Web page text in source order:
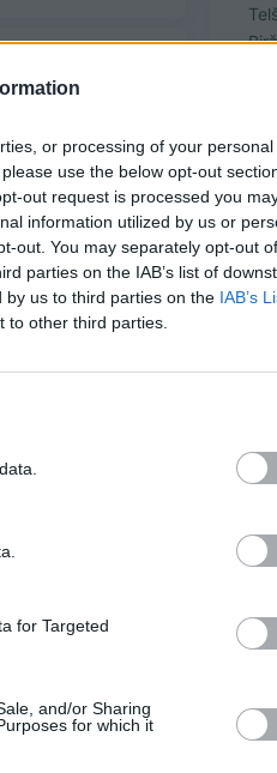
or processing of your personal
use the below opt-out
out request is processed you
information utilized by us or
out. You may separately opt-out
parties on the IAB’s list of
by us to third parties on the IAB’s
to other third parties.
for Targeted
and/or Sharing
for which it